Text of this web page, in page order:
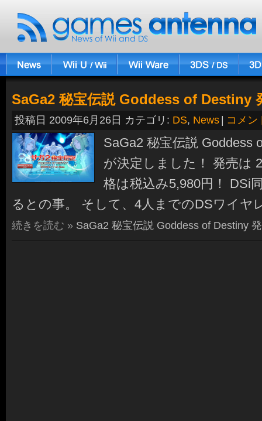
SaGa2 秘宝伝説 Goddess of Destiny
投稿日 2009年6月26日 カテゴリ: DS, News コメン
SaGa2 秘宝伝説 Goddess
が決定しました！ 発売は
格は税込み5,980円！ DSi
るとの事。 そして、4人までのDSワイ
続きを読む » SaGa2 秘宝伝説 Goddess of Destiny